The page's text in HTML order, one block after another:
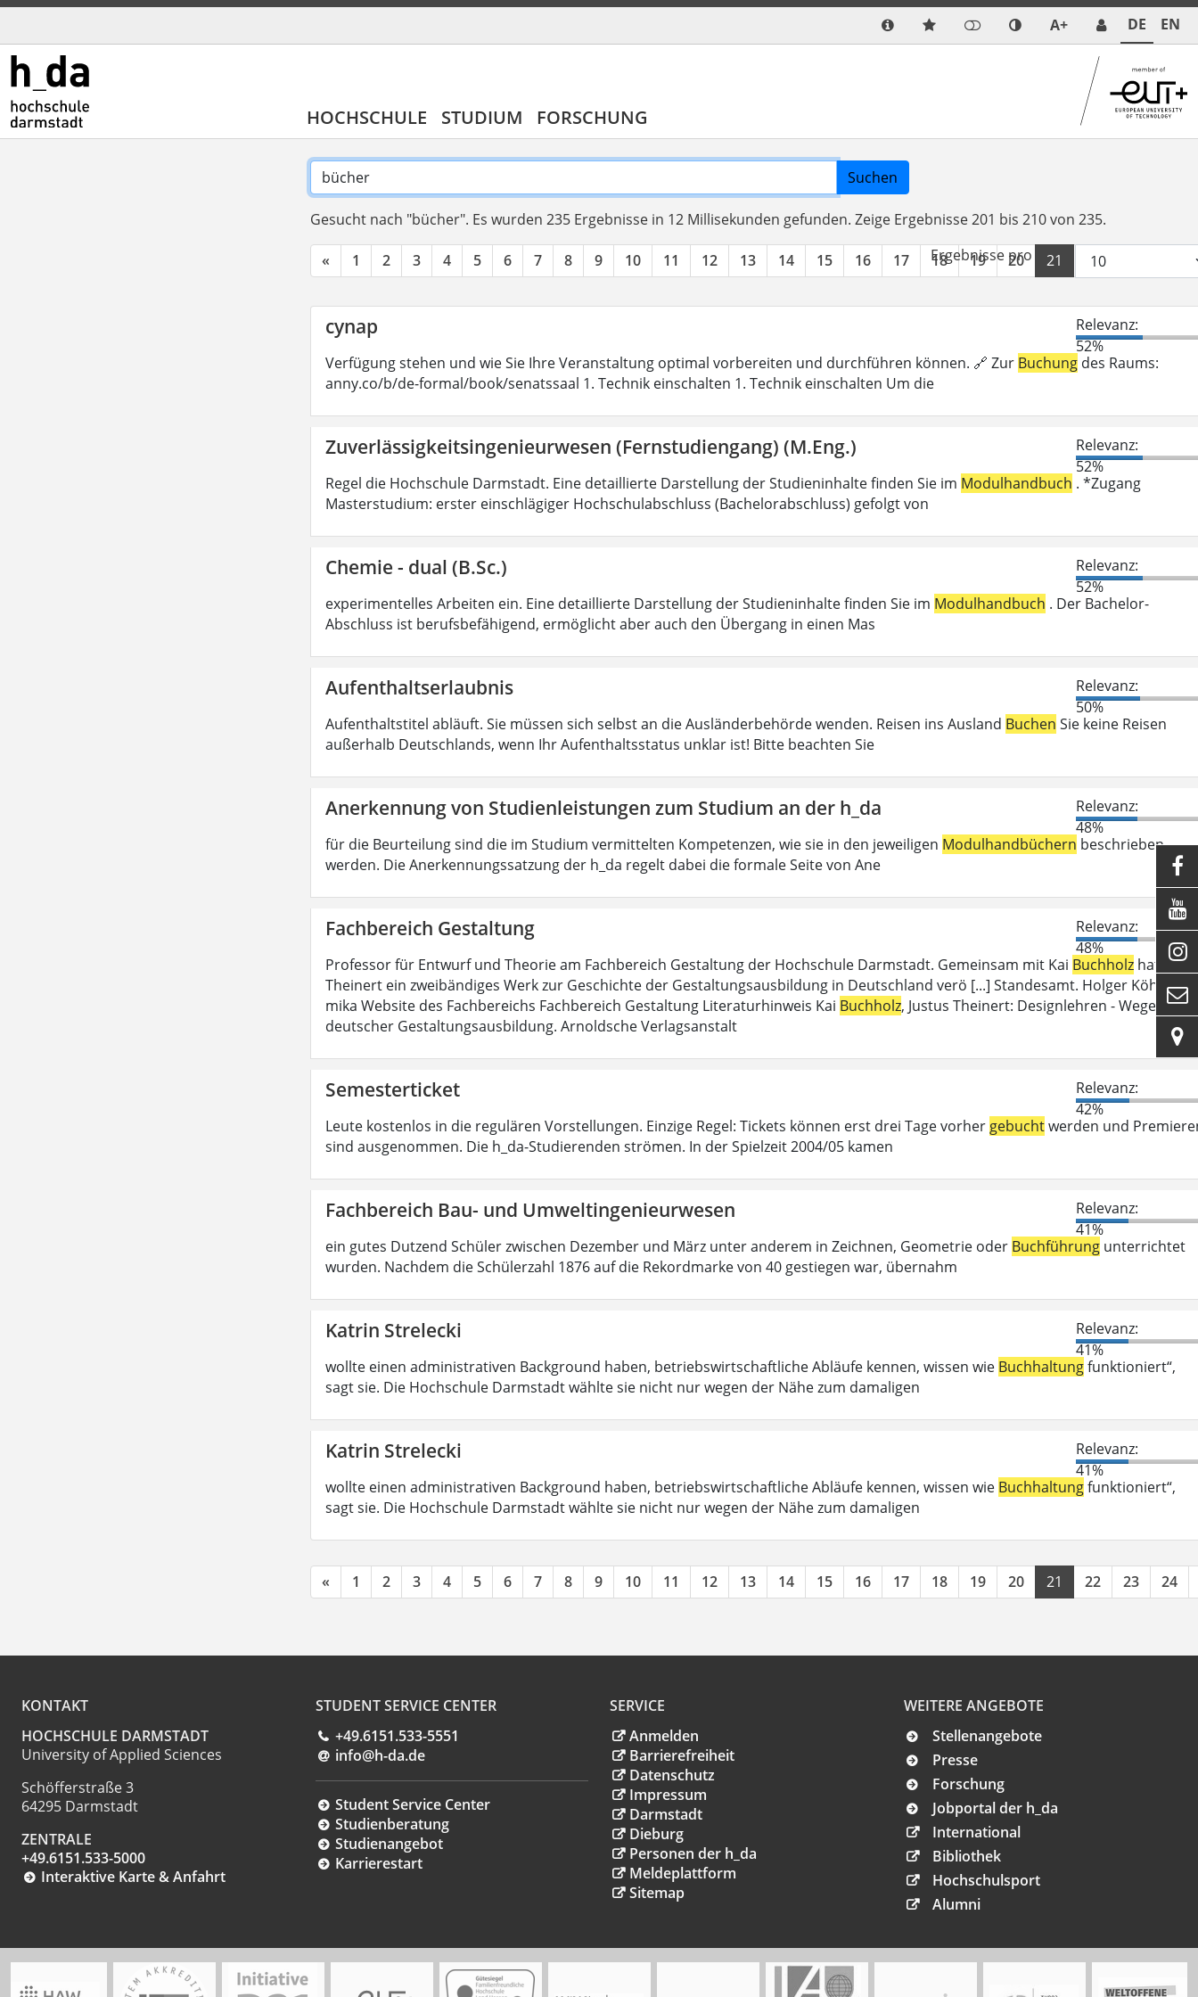
A+ DE EN
HOCHSCHULE STUDIUM FORSCHUNG
Suchen
Gesucht nach "bücher". Es wurden 235 Ergebnisse in 12 Millisekunden gefunden. Zeige Ergebnisse 201 bis 210 von 235.
« 1 2 3 4 5 6 7 8 9 10 11 12 13 14 15 16 17 18 19 20 21 22
Ergebnisse pro Seite:
cynap
Relevanz:
52%
Verfügung stehen und wie Sie Ihre Veranstaltung optimal vorbereiten und durchführen können. 🔗 Zur Buchung des Raums:
anny.co/b/de-formal/book/senatssaal 1. Technik einschalten 1. Technik einschalten Um die
Zuverlässigkeitsingenieurwesen (Fernstudiengang) (M.Eng.)
Relevanz:
52%
Regel die Hochschule Darmstadt. Eine detaillierte Darstellung der Studieninhalte finden Sie im Modulhandbuch . *Zugang
Masterstudium: erster einschlägiger Hochschulabschluss (Bachelorabschluss) gefolgt von
Chemie - dual (B.Sc.)
Relevanz:
52%
experimentelles Arbeiten ein. Eine detaillierte Darstellung der Studieninhalte finden Sie im Modulhandbuch . Der Bachelor-
Abschluss ist berufsbefähigend, ermöglicht aber auch den Übergang in einen Mas
Aufenthaltserlaubnis
Relevanz:
50%
Aufenthaltstitel abläuft. Sie müssen sich selbst an die Ausländerbehörde wenden. Reisen ins Ausland Buchen Sie keine Reisen
außerhalb Deutschlands, wenn Ihr Aufenthaltsstatus unklar ist! Bitte beachten Sie
Anerkennung von Studienleistungen zum Studium an der h_da
Relevanz:
48%
für die Beurteilung sind die im Studium vermittelten Kompetenzen, wie sie in den jeweiligen Modulhandbüchern beschrieben
werden. Die Anerkennungssatzung der h_da regelt dabei die formale Seite von Ane
Fachbereich Gestaltung
Relevanz:
48%
Professor für Entwurf und Theorie am Fachbereich Gestaltung der Hochschule Darmstadt. Gemeinsam mit Kai Buchholz hat
Theinert ein zweibändiges Werk zur Geschichte der Gestaltungsausbildung in Deutschland verö [...] Standesamt. Holger Köhn,
mika Website des Fachbereichs Fachbereich Gestaltung Literaturhinweis Kai Buchholz, Justus Theinert: Designlehren - Wege
deutscher Gestaltungsausbildung. Arnoldsche Verlagsanstalt
Semesterticket
Relevanz:
42%
Leute kostenlos in die regulären Vorstellungen. Einzige Regel: Tickets können erst drei Tage vorher gebuchtwerden und
sind ausgenommen. Die h_da-Studierenden strömen. In der Spielzeit 2004/05 kamen
Fachbereich Bau- und Umweltingenieurwesen
Relevanz:
41%
ein gutes Dutzend Schüler zwischen Dezember und März unter anderem in Zeichnen, Geometrie oder Buchführung unterrichtet
wurden. Nachdem die Schülerzahl 1876 auf die Rekordmarke von 40 gestiegen war, übernahm
Katrin Strelecki
Relevanz:
41%
wollte einen administrativen Background haben, betriebswirtschaftliche Abläufe kennen, wissen wie Buchhaltungfunktioniert“,
sagt sie. Die Hochschule Darmstadt wählte sie nicht nur wegen der Nähe zum damaligen
Katrin Strelecki
Relevanz:
41%
wollte einen administrativen Background haben, betriebswirtschaftliche Abläufe kennen, wissen wie Buchhaltungfunktioniert“,
sagt sie. Die Hochschule Darmstadt wählte sie nicht nur wegen der Nähe zum damaligen
« 1 2 3 4 5 6 7 8 9 10 11 12 13 14 15 16 17 18 19 20 21 22 23 24
KONTAKT
HOCHSCHULE DARMSTADT
University of Applied Sciences
Schöfferstraße 3
64295 Darmstadt
ZENTRALE
+49.6151.533-5000
Interaktive Karte & Anfahrt
STUDENT SERVICE CENTER
+49.6151.533-5551
info@h-da.de
Student Service Center
Studienberatung
Studienangebot
Karrierestart
SERVICE
Anmelden
Barrierefreiheit
Datenschutz
Impressum
Darmstadt
Dieburg
Personen der h_da
Meldeplattform
Sitemap
WEITERE ANGEBOTE
Stellenangebote
Presse
Forschung
Jobportal der h_da
International
Bibliothek
Hochschulsport
Alumni




